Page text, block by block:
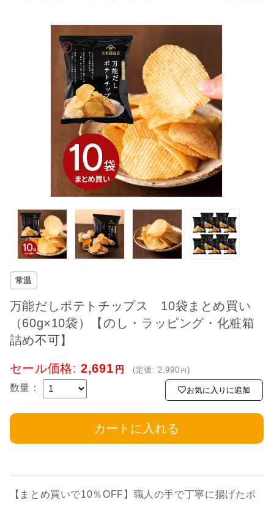
常温
万能だしポテトチップス 10袋まとめ買い
（60g×10袋）【のし・ラッピング・化粧箱
詰め不可】
セール価格:2,691 (定価: 2,990 )
数量： お気に入りに追加
カートに入れる
【まとめ買いで10％OFF】職人の手で丁寧に揚げたポ